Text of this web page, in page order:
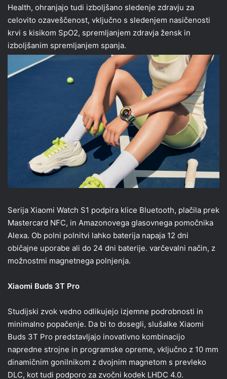
Health, ohranjajo tudi izboljšano sledenje zdravju za
celovito ozaveščenost, vključno s sledenjem nasičenosti
krvi s kisikom SpO2, spremljanjem zdravja žensk in
izboljšanim spremljanjem spanja.
Serija Xiaomi Watch S1 podpira klice Bluetooth, plačila prek
Mastercard NFC, in Amazonovega glasovnega pomočnika
Alexa. Ob polni polnitvi lahko baterija napaja 12 dni
običajne uporabe ali do 24 dni baterije. varčevalni način, z
možnostmi magnetnega polnjenja.
Xiaomi Buds 3T Pro
Studijski zvok vedno odlikujejo izjemne podrobnosti in
minimalno popačenje. Da bi to dosegli, slušalke Xiaomi
Buds 3T Pro predstavljajo inovativno kombinacijo
napredne strojne in programske opreme, vključno z 10 mm
dinamičnim gonilnikom z dvojnim magnetom s prevleko
DLC, kot tudi podporo za zvočni kodek LHDC 4.0.